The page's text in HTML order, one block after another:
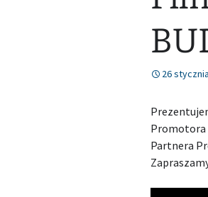
26
Promotora
Partnera